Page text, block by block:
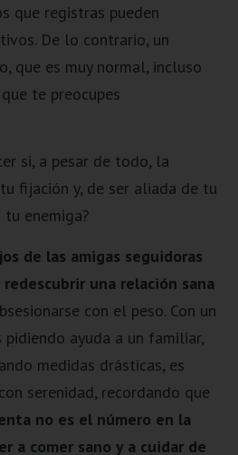
que registras pueden
De lo contrario, un
que es muy normal, incluso
te preocupes
si, a pesar de todo, la
fijación y, de ser aliada de tu
enemiga?
de las amigas seguidoras
una relación sana
con el peso. Con un
pidiendo ayuda a un familiar,
medidas drásticas, es
serenidad, recordando que
no es el número en la
a comer sano y a cuidar de